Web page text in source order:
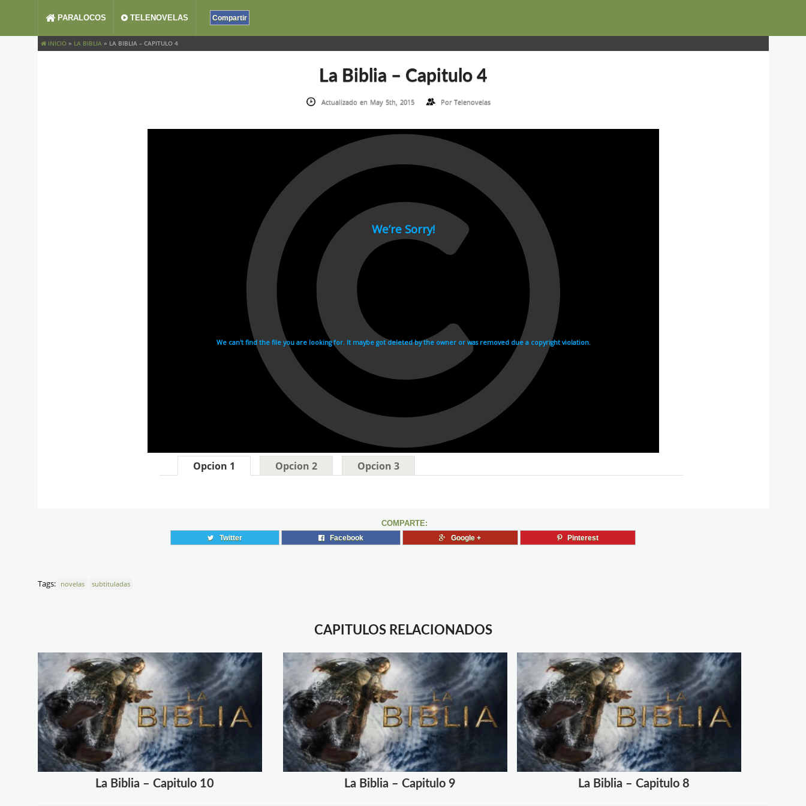
PARALOCOS TELENOVELAS Compartir
INICIO » LA BIBLIA» LA BIBLIA – CAPITULO 4
La Biblia – Capitulo 4
Actualizado en May 5th, 2015 PorTelenovelas
Opcion 1 Opcion 2 Opcion 3
COMPARTE:
Twitter Facebook Google + Pinterest
Tags: novelas subtituladas
CAPITULOS RELACIONADOS
La Biblia – Capitulo 10 La Biblia – Capitulo 9 La Biblia – Capitulo 8